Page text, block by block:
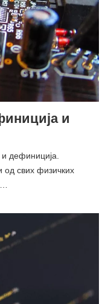
и
дефиниција.
од свих физичких